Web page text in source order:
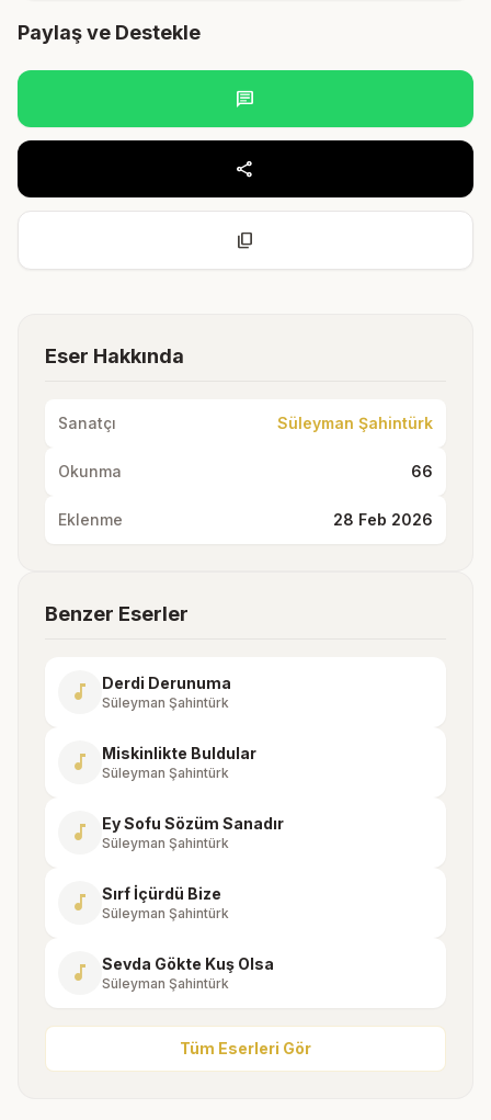
Paylaş ve Destekle
chat
share
content_copy
Eser Hakkında
Sanatçı Süleyman Şahintürk
Okunma 66
Eklenme 28 Feb 2026
Benzer Eserler
music_note Derdi Derunuma
Süleyman Şahintürk
music_note Miskinlikte Buldular
Süleyman Şahintürk
music_note Ey Sofu Sözüm Sanadır
Süleyman Şahintürk
music_note Sırf İçürdü Bize
Süleyman Şahintürk
music_note Sevda Gökte Kuş Olsa
Süleyman Şahintürk
Tüm Eserleri Gör